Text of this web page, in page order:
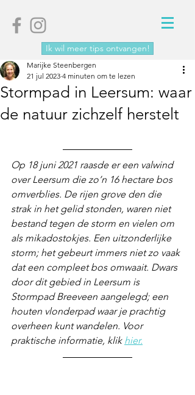
Ik wil meer tips ontvangen!
Stormpad in Leersum: waar
de natuur zichzelf herstelt
Marijke Steenbergen
21 jul 2023 4 minuten om te lezen
Op 18 juni 2021 raasde er een valwind
over Leersum die zo’n 16 hectare bos
omverblies. De rijen grove den die
strak in het gelid stonden, waren niet
bestand tegen de storm en vielen om
als mikadostokjes. Een uitzonderlijke
storm; het gebeurt immers niet zo vaak
dat een compleet bos omwaait. Dwars
door dit gebied in Leersum is
Stormpad Breeveen aangelegd; een
houten vlonderpad waar je prachtig
overheen kunt wandelen. Voor
praktische informatie, klik hier.